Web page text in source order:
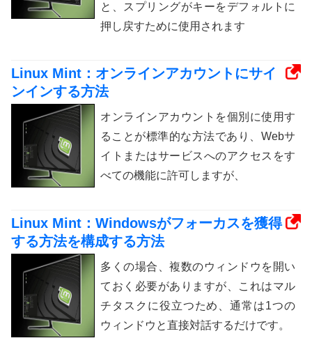
と、スプリングがキーをデフォルトに
押し戻すために使用されます
Linux Mint：オンラインアカウントにサイ
ンインする方法
オンラインアカウントを個別に使用す
ることが標準的な方法であり、Webサ
イトまたはサービスへのアクセスをす
べての機能に許可しますが、
Linux Mint：Windowsがフォーカスを獲得
する方法を構成する方法
多くの場合、複数のウィンドウを開い
ておく必要がありますが、これはマル
チタスクに役立つため、通常は1つの
ウィンドウと直接対話するだけです。